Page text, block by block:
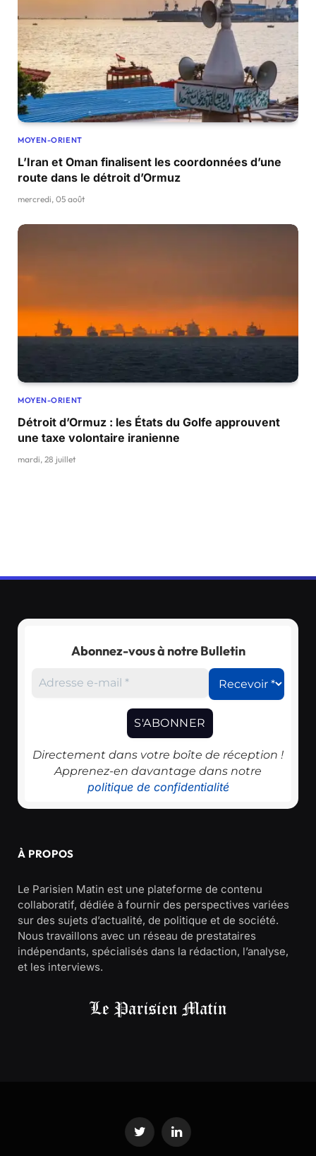
MOYEN-ORIENT
L’Iran et Oman finalisent les coordonnées d’une
route dans le détroit d’Ormuz
mercredi, 05 août
MOYEN-ORIENT
Détroit d’Ormuz : les États du Golfe approuvent
une taxe volontaire iranienne
mardi, 28 juillet
Abonnez-vous à notre Bulletin
Directement dans votre boîte de réception !
Apprenez-en davantage dans notre
politique de confidentialité
À PROPOS
Le Parisien Matin est une plateforme de contenu
collaboratif, dédiée à fournir des perspectives variées
sur des sujets d’actualité, de politique et de société.
Nous travaillons avec un réseau de prestataires
indépendants, spécialisés dans la rédaction, l’analyse,
et les interviews.
Twitter LinkedIn